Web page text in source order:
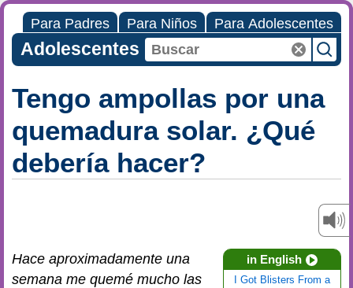
Para Padres Para Niños Para Adolescentes
Adolescentes
Tengo ampollas por una
quemadura solar. ¿Qué
debería hacer?
in English
I Got Blisters From a
Hace aproximadamente una
semana me quemé mucho las